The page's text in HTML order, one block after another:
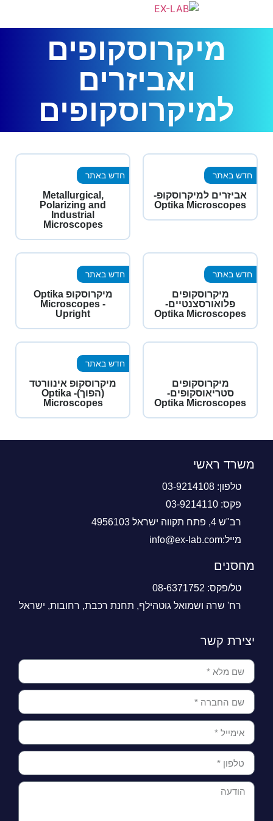
מיקרוסקופים
ואביזרים
למיקרוסקופים
חדש באתר
אביזרים למיקרוסקופ-
Optika Microscopes
חדש באתר
Metallurgical,
Polarizing and
Industrial
Microscopes
חדש באתר
מיקרוסקופים
פלואורסצנטיים-
Optika Microscopes
חדש באתר
מיקרוסקופ Optika
Microscopes -
Upright
מיקרוסקופים
סטריאוסקופים-
Optika Microscopes
חדש באתר
מיקרוסקופ אינוורטד
(הפוך)- Optika
Microscopes
משרד ראשי
טלפון: 03-9214108
פקס: 03-9214110
רב"ש 4, פתח תקווה ישראל 4956103
מייל:info@ex-lab.com
מחסנים
טל/פקס: 08-6371752
רח' שרה ושמואל גוטהילף, תחנת רכבת, רחובות, ישראל
יצירת קשר